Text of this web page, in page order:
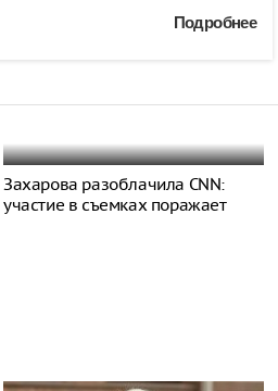
Подробнее
Захарова разоблачила CNN:
участие в съемках поражает